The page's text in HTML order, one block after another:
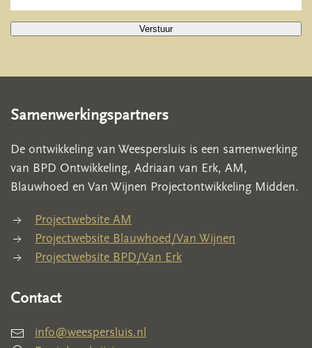
Verstuur
Samenwerkingspartners
De ontwikkeling van Weespersluis is een samenwerking
van BPD Ontwikkeling, Adriaan van Erk, AM,
Blauwhoed en Van Wijnen Projectontwikkeling Midden.
Projectwebsite AM
Projectwebsite Blauwhoed/Van Wijnen
Projectwebsite BPD/Van Erk
Contact
info@weespersluis.nl